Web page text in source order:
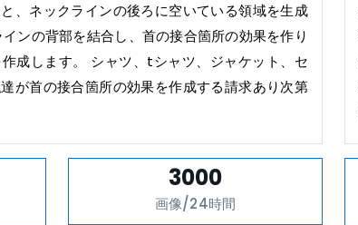
、ネックラインの後ろに空いている領域を生成
ンの背部を結合し、首の接合箇所の効果を作り
成します。 シャツ、tシャツ、ジャケット、セ
が首の接合箇所の効果を作成する請求あり次第
3000
画像/24時間